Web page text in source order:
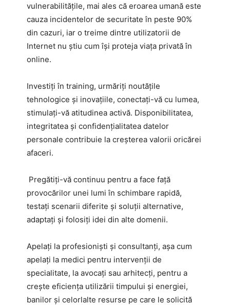
vulnerabilitățile, mai ales că eroarea umană este
cauza incidentelor de securitate în peste 90%
din cazuri, iar o treime dintre utilizatorii de
Internet nu știu cum își proteja viața privată în
online.
Investiți în training, urmăriți noutățile
tehnologice și inovațiile, conectați-vă cu lumea,
stimulați-vă atitudinea activă. Disponibilitatea,
integritatea și confidențialitatea datelor
personale contribuie la creșterea valorii oricărei
afaceri.
Pregătiți-vă continuu pentru a face față
provocărilor unei lumi în schimbare rapidă,
testați scenarii diferite și soluții alternative,
adaptați și folosiți idei din alte domenii.
Apelați la profesioniști și consultanți, așa cum
apelați la medici pentru intervenții de
specialitate, la avocați sau arhitecți, pentru a
crește eficiența utilizării timpului și energiei,
banilor și celorlalte resurse pe care le solicită